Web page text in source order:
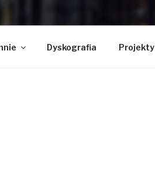
Dyskografia Projekty